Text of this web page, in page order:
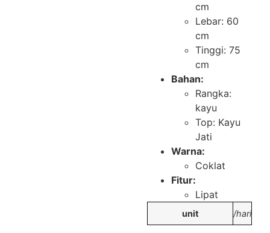
cm
Lebar: 60
cm
Tinggi: 75
cm
Bahan:
Rangka:
kayu
Top: Kayu
Jati
Warna:
Coklat
Fitur:
Lipat
unit /hari